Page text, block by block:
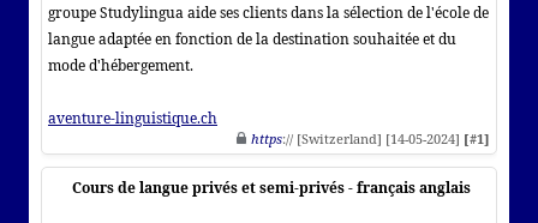
groupe Studylingua aide ses clients dans la sélection de l'école de
langue adaptée en fonction de la destination souhaitée et du
mode d'hébergement.
aventure-linguistique.ch
https:// [Switzerland] [14-05-2024] [#1]
Cours de langue privés et semi-privés - français anglais